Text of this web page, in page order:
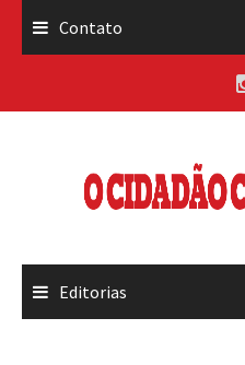
Contato
Editorias